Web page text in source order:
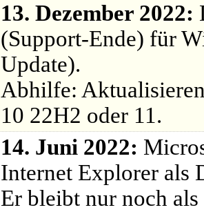
13. Dezember 2022:
(Support-Ende) für
Update).
Abhilfe:
10 22H2 oder 11.
14. Juni 2022:
Internet Explorer als
Er bleibt nur noch